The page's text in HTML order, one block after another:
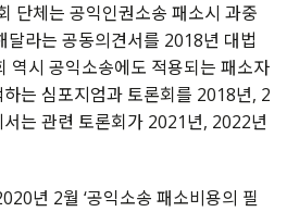
단체는 공익인권소송 패소시 과중
달라는 공동의견서를 2018년 대법
역시 공익소송에도 적용되는 패소자
는 심포지엄과 토론회를 2018년, 2
서는 관련 토론회가 2021년, 2022년
년 2월 ‘공익소송 패소비용의 필